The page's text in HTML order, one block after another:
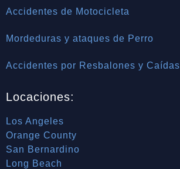
Accidentes de Motocicleta
Mordeduras y ataques de Perro
Accidentes por Resbalones y Caídas
Locaciones:
Los Angeles
Orange County
San Bernardino
Long Beach